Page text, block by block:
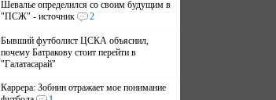
Шевалье определился со своим будущим в
"ПСЖ" - источник
2
Бывший футболист ЦСКА объяснил,
почему Батракову стоит перейти в
"Галатасарай"
Каррера: Зобнин отражает мое понимание